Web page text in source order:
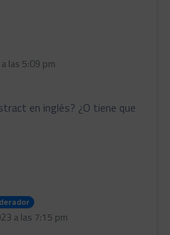
las 5:09 pm
en inglés? ¿O tiene que
a las 7:15 pm